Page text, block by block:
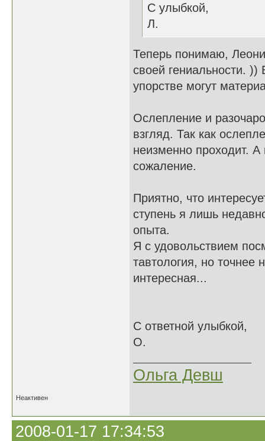
С улыбкой,
Л.
Теперь понимаю,
своей гениальности.
упорстве могут
Ослепление и
взгляд. Так как
неизменно проходит. А
сожаление.
Приятно, что
ступень я лишь
опыта.
Я с удовольствием
тавтология, но точнее
интересная...
С ответной улыбкой,
О.
Ольга Девш
Неактивен
2008-01-17 17:34:53